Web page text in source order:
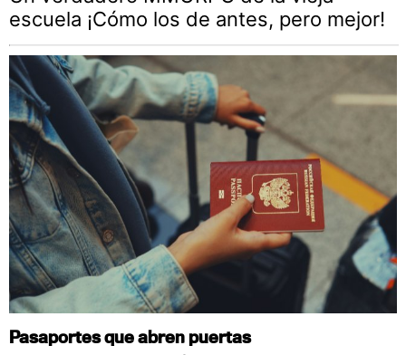
escuela ¡Cómo los de antes, pero mejor!
Pasaportes que abren puertas